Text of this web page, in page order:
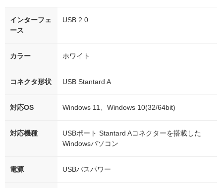
インターフェ
ース
USB 2.0
カラー ホワイト
コネクタ形状 USB Stantard A
対応OS Windows 11、Windows 10(32/64bit)
対応機種
USBポート Stantard Aコネクターを搭載した
Windowsパソコン
電源 USBバスパワー